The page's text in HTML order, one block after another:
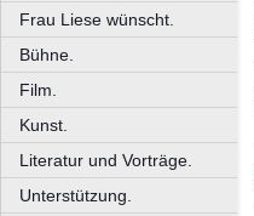
Frau Liese wünscht.
Bühne.
Film.
Kunst.
Literatur und Vorträge.
Unterstützung.